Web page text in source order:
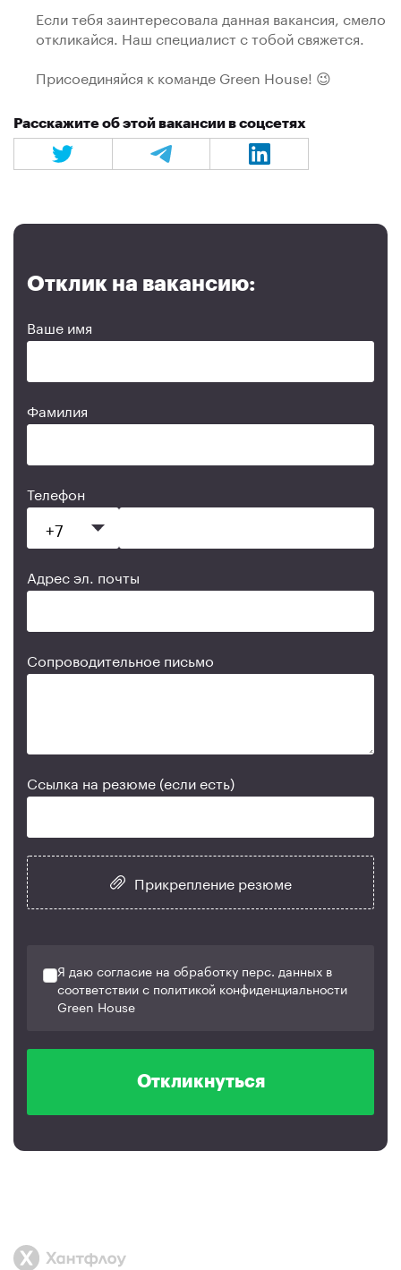
Если тебя заинтересовала данная вакансия, смело
откликайся. Наш специалист с тобой свяжется.
Присоединяйся к команде Green House! 😉
Расскажите об этой вакансии в соцсетях
Отклик на вакансию:
Ваше имя
Фамилия
Телефон
Адрес эл. почты
Сопроводительное письмо
Ссылка на резюме (если есть)
Прикрепление резюме
Я даю согласие на обработку перс. данных в
соответствии с политикой конфиденциальности
Green House
Откликнуться